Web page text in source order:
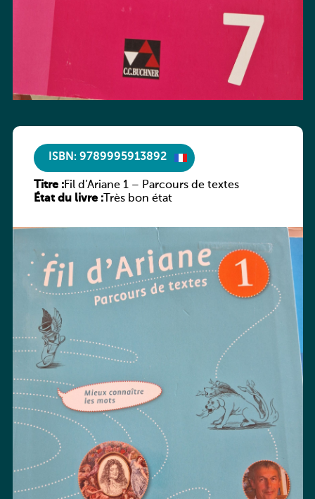
ISBN: 9789995913892
Titre :Fil d’Ariane 1 – Parcours de textes
État du livre :Très bon état